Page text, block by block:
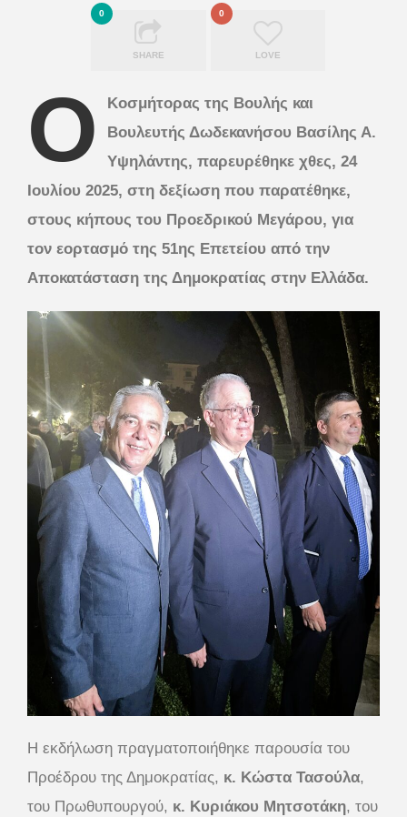
0
SHARE
0
LOVE
Ο
Κοσμήτορας της Βουλής και
Βουλευτής Δωδεκανήσου Βασίλης Α.
Υψηλάντης, παρευρέθηκε χθες, 24
Ιουλίου 2025, στη δεξίωση που παρατέθηκε,
στους κήπους του Προεδρικού Μεγάρου, για
τον εορτασμό της 51ης Επετείου από την
Αποκατάσταση της Δημοκρατίας στην Ελλάδα.
Η εκδήλωση πραγματοποιήθηκε παρουσία του
Προέδρου της Δημοκρατίας, κ. Κώστα Τασούλα,
του Πρωθυπουργού, κ. Κυριάκου Μητσοτάκη, του